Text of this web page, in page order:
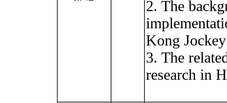
2. The
Kong
3. The
research in